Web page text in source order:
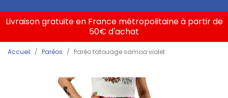
Livraison gratuite en France métropolitaine à partir de
50€ d'achat
Accueil Paréos Paréo tatouage samoa violet